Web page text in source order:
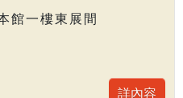
館一樓東展間